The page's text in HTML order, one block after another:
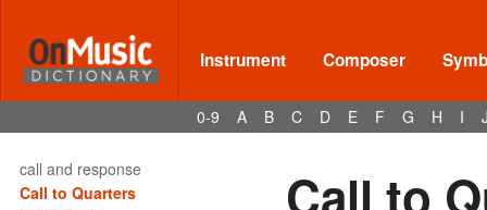
Instrument Composer
0-9 A B C D E F G H I
caja china
cakewalk
calando
call and response
Call to Quarters
Call to